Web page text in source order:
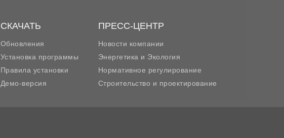
СКАЧАТЬ
Обновления
Установка программы
Правила установки
Демо-версия
ПРЕСС-ЦЕНТР
Новости компании
Энергетика и Экология
Нормативное регулирование
Строительство и проектирование